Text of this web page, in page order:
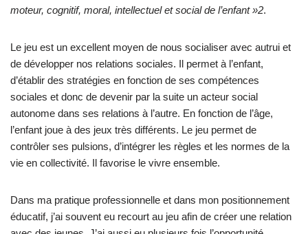
moteur, cognitif, moral, intellectuel et social de l’enfant »2.
Le jeu est un excellent moyen de nous socialiser avec autrui et
de développer nos relations sociales. Il permet à l’enfant,
d’établir des stratégies en fonction de ses compétences
sociales et donc de devenir par la suite un acteur social
autonome dans ses relations à l’autre. En fonction de l’âge,
l’enfant joue à des jeux très différents. Le jeu permet de
contrôler ses pulsions, d’intégrer les règles et les normes de la
vie en collectivité. Il favorise le vivre ensemble.
Dans ma pratique professionnelle et dans mon positionnement
éducatif, j’ai souvent eu recourt au jeu afin de créer une relation